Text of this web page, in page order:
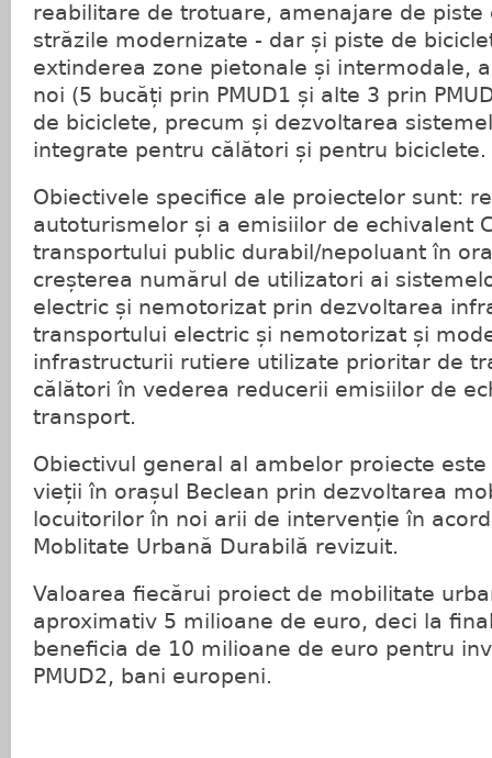
reabilitare de trotuare, amenajare de piste
străzile modernizate - dar și piste de
extinderea zone pietonale și intermodale,
noi (5 bucăți prin PMUD1 și alte 3 prin
de biciclete, precum și dezvoltarea
integrate pentru călători și pentru biciclete.
Obiectivele specifice ale proiectelor sunt:
autoturismelor și a emisiilor de echivalent
transportului public durabil/nepoluant în
creșterea numărul de utilizatori ai
electric și nemotorizat prin dezvoltarea
transportului electric și nemotorizat și
infrastructurii rutiere utilizate prioritar de
călători în vederea reducerii emisiilor de
transport.
Obiectivul general al ambelor proiecte
vieții în orașul Beclean prin dezvoltarea
locuitorilor în noi arii de intervenție în
Moblitate Urbană Durabilă revizuit.
Valoarea fiecărui proiect de mobilitate
aproximativ 5 milioane de euro, deci la
beneficia de 10 milioane de euro pentru
PMUD2, bani europeni.